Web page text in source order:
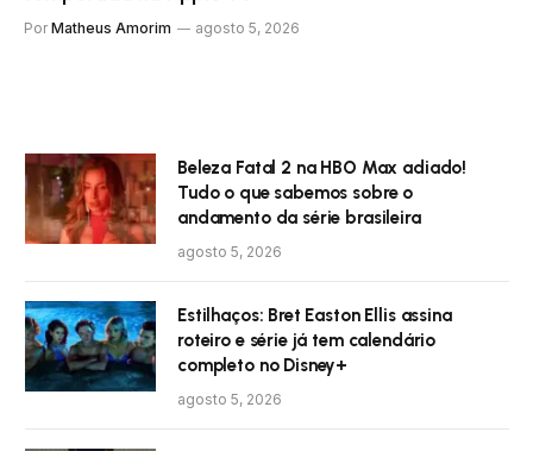
Por Matheus Amorim agosto 5, 2026
Beleza Fatal 2 na HBO Max adiado!
Tudo o que sabemos sobre o
andamento da série brasileira
agosto 5, 2026
Estilhaços: Bret Easton Ellis assina
roteiro e série já tem calendário
completo no Disney+
agosto 5, 2026